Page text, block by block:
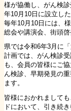
様が協働し、がん検
年10月10日に設立し
毎年10月10日には、
総会や講演会、街頭
県では令和6年3月に
計画では、がん検診
も、会員の皆様にご
ん検診、早期発見の
ます。
皆様におかれまして
ドにおいて、引き続